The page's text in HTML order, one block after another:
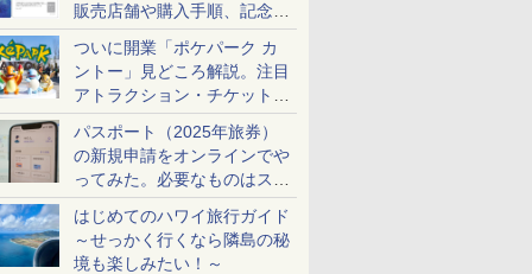
販売店舗や購入手順、記念チ
ケットも解説
ついに開業「ポケパーク カ
ントー」見どころ解説。注目
アトラクション・チケット手
配・来場前に必要な準備は？
パスポート（2025年旅券）
の新規申請をオンラインでや
ってみた。必要なものはスマ
ホとマイナカードのみ
はじめてのハワイ旅行ガイド
～せっかく行くなら隣島の秘
境も楽しみたい！～